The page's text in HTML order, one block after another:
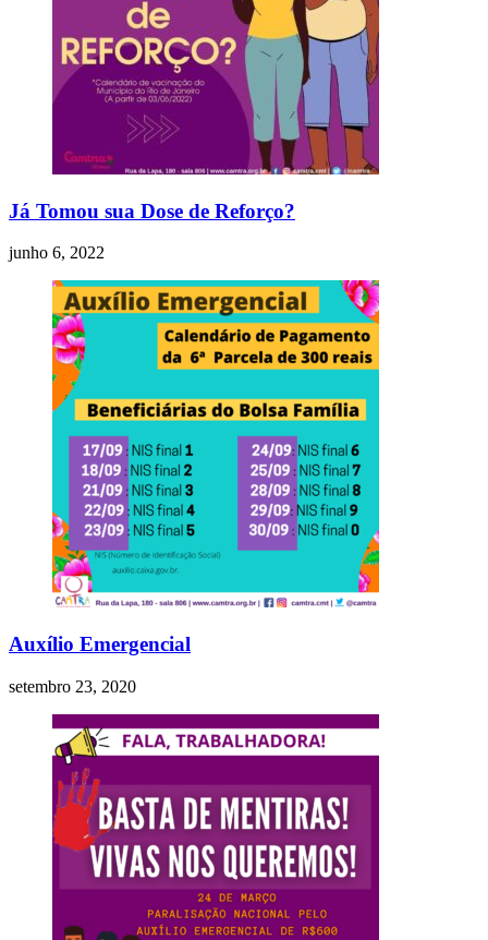
Já Tomou sua Dose de Reforço?
junho 6, 2022
Auxílio Emergencial
setembro 23, 2020